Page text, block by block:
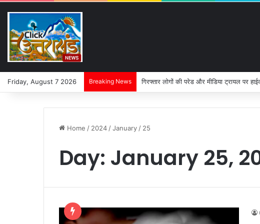
Friday, August 7 2026 Breaking News गिरफ्तार लोगों की परेड और मीडिया ट्रायल पर
Home / 2024 /January / 25
Day: January 25,